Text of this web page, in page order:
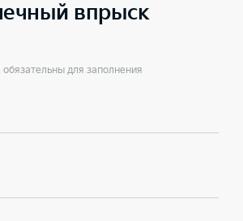
впрыск
для заполнения